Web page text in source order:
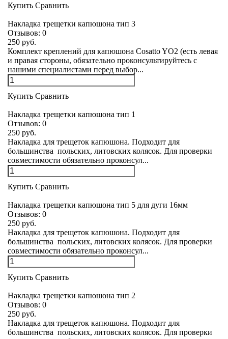
Купить Сравнить
Накладка трещетки капюшона тип 3
Отзывов: 0
250 руб.
Комплект креплений для капюшона Cosatto YO2 (есть левая
и правая стороны, обязательно проконсультируйтесь с
нашими специалистами перед выбор...
Купить Сравнить
Накладка трещетки капюшона тип 1
Отзывов: 0
250 руб.
Накладка для трещеток капюшона. Подходит для
большинства польских, литовских колясок. Для проверки
совместимости обязательно проконсул...
Купить Сравнить
Накладка трещетки капюшона тип 5 для дуги 16мм
Отзывов: 0
250 руб.
Накладка для трещеток капюшона. Подходит для
большинства польских, литовских колясок. Для проверки
совместимости обязательно проконсул...
Купить Сравнить
Накладка трещетки капюшона тип 2
Отзывов: 0
250 руб.
Накладка для трещеток капюшона. Подходит для
большинства польских, литовских колясок. Для проверки